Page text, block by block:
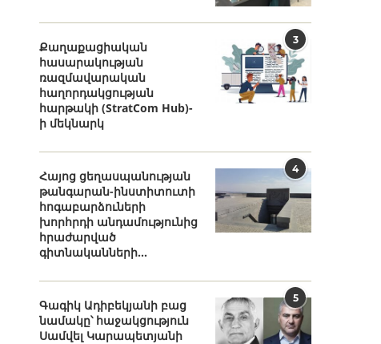
3
Քաղաքացիական
հասարակության
ռազմավարական
հաղորդակցության
հարթակի (StratCom Hub)-
ի մեկնարկ
4
Հայոց ցեղասպանության
թանգարան-ինստիտուտի
հոգաբարձուների
խորհրդի անդամությունից
հրաժարված
գիտնականների...
5
Գագիկ Ադիբեկյանի բաց
նամակը՝ հաջակցություն
Սամվել Կարապետյանի